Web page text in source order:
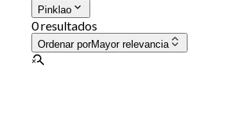
Pinklao
0 resultados
Ordenar porMayor relevancia